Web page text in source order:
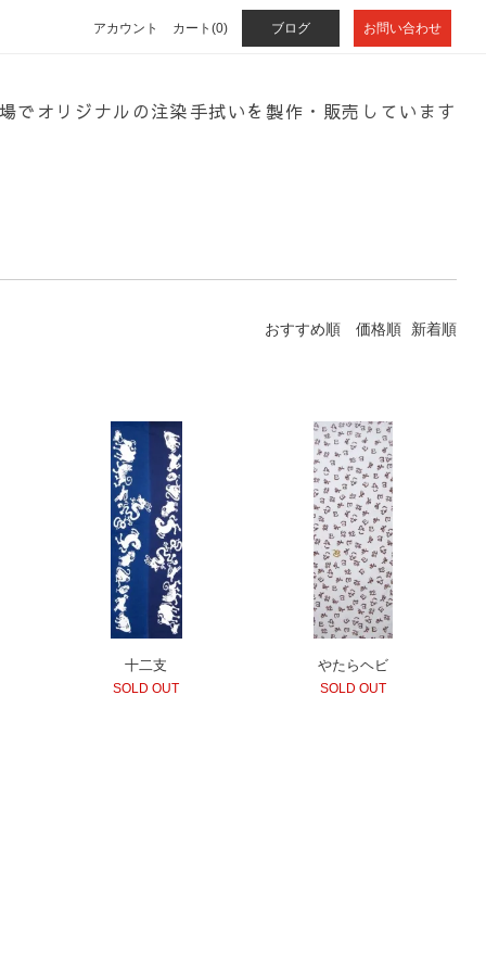
アカウント カート(0) ブログ お問い合わせ
でオリジナルの注染手拭いを製作・販売しています
おすすめ順 価格順 新着順
十二支
SOLD OUT
やたらヘビ
SOLD OUT